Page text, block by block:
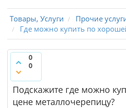
Товары, Услуги
Прочие
Где можно купить по
0
0
Подскажите где можно
цене металлочерепицу?